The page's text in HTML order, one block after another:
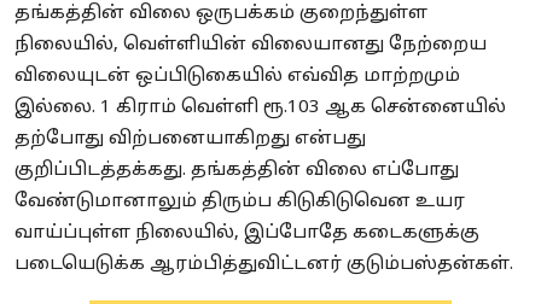
தங்கத்தின் விலை ஒருபக்கம் குறைந்துள்ள
நிலையில், வெள்ளியின் விலையானது நேற்றைய
விலையுடன் ஒப்பிடுகையில் எவ்வித மாற்றமும்
இல்லை. 1 கிராம் வெள்ளி ரூ.103 ஆக சென்னையில்
தற்போது விற்பனையாகிறது என்பது
குறிப்பிடத்தக்கது. தங்கத்தின் விலை எப்போது
வேண்டுமானாலும் திரும்ப கிடுகிடுவென உயர
வாய்ப்புள்ள நிலையில், இப்போதே கடைகளுக்கு
படையெடுக்க ஆரம்பித்துவிட்டனர் குடும்பஸ்தன்கள்.